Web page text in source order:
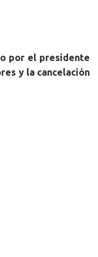
por el presidente
y la cancelación